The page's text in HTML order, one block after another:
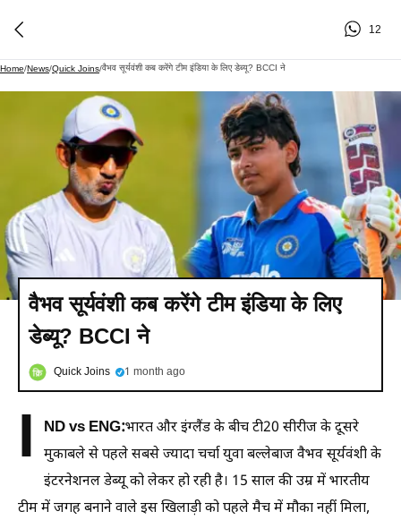
12
Home/News/Quick Joins/वैभव सूर्यवंशी कब करेंगे टीम इंडिया के लिए डेब्यू? BCCI ने
वैभव सूर्यवंशी कब करेंगे टीम इंडिया के लिए
डेब्यू? BCCI ने
Quick Joins 1 month ago
I ND vs ENG:भारत और इंग्लैंड के बीच टी20 सीरीज के दूसरे
मुकाबले से पहले सबसे ज्यादा चर्चा युवा बल्लेबाज वैभव सूर्यवंशी के
इंटरनेशनल डेब्यू को लेकर हो रही है। 15 साल की उम्र में भारतीय
टीम में जगह बनाने वाले इस खिलाड़ी को पहले मैच में मौका नहीं मिला,